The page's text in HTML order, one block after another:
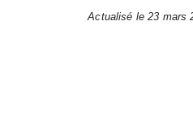
Actualisé le 23 mars